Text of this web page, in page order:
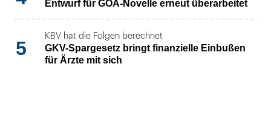
Entwurf für GOÄ-Novelle erneut überarbeitet
5
KBV hat die Folgen berechnet
GKV-Spargesetz bringt finanzielle Einbußen
für Ärzte mit sich